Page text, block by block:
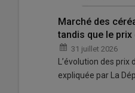
​​Pour tout
Sur le marché
-5 €/t et +2,50 €/t
Marché des
tandis que le
31 juillet 2026
L’évolution des
expliquée par La